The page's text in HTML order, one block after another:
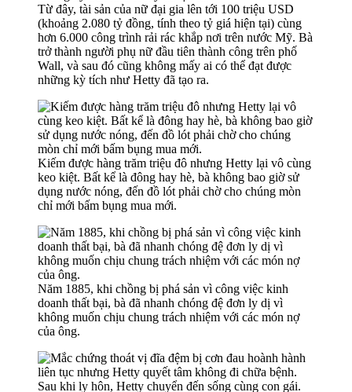
Từ đây, tài sản của nữ đại gia lên tới 100 triệu USD
(khoảng 2.080 tỷ đồng, tính theo tỷ giá hiện tại) cùng
hơn 6.000 công trình rải rác khắp nơi trên nước Mỹ. Bà
trở thành người phụ nữ đầu tiên thành công trên phố
Wall, và sau đó cũng không mấy ai có thể đạt được
những kỳ tích như Hetty đã tạo ra.
Kiếm được hàng trăm triệu đô nhưng Hetty lại vô cùng
keo kiệt. Bất kể là đông hay hè, bà không bao giờ sử
dụng nước nóng, đến đồ lót phải chờ cho chúng mòn
chỉ mới bấm bụng mua mới.
Năm 1885, khi chồng bị phá sản vì công việc kinh
doanh thất bại, bà đã nhanh chóng đệ đơn ly dị vì
không muốn chịu chung trách nhiệm với các món nợ
của ông.